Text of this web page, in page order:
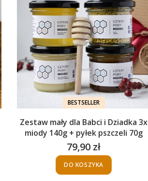
BESTSELLER
Zestaw mały dla Babci i Dziadka 3x
miody 140g + pyłek pszczeli 70g
Cena
79,90 zł
DO KOSZYKA